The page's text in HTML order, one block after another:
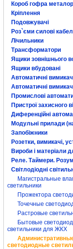
Короб гофра
Кріплення
Подовжувачі
Роз`єми силові
Лічильники
Трансформатори
Ящики зовнішнього
Ящики вбудовані
Автоматичні
Автоматичні
Промислові
Пристрої захисного
Диференційні
Модульні прилади
Запобіжники
Розетки, вимикачі,
Вироби і матеріали
Реле. Таймери.
Світлодіодні
Магистральные
светильники
Прожектора
Точечные
Растровые
Бытовые
светильники для ЖКХ
светодиодные